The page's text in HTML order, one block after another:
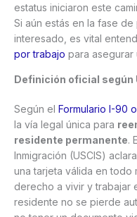
estatus iniciaron este
Si aún estás en la fase
interesado, es vital
por trabajo para asegurar
Definición oficial según
Según el Formulario I-90
la vía legal única para
residente permanente.
Inmigración (USCIS)
una tarjeta válida en todo
derecho a vivir y trabajar
residente no se pierde